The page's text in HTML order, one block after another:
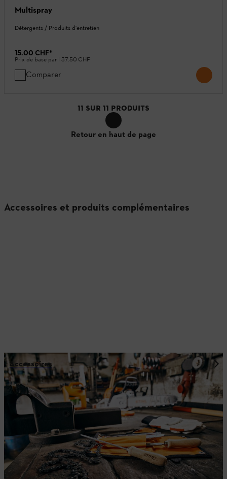
Multispray
Détergents / Produits d'entretien
15.00 CHF*
Prix de base par l 37.50 CHF
Comparer
11 SUR 11 PRODUITS
Retour en haut de page
Accessoires et produits complémentaires
Accessoires